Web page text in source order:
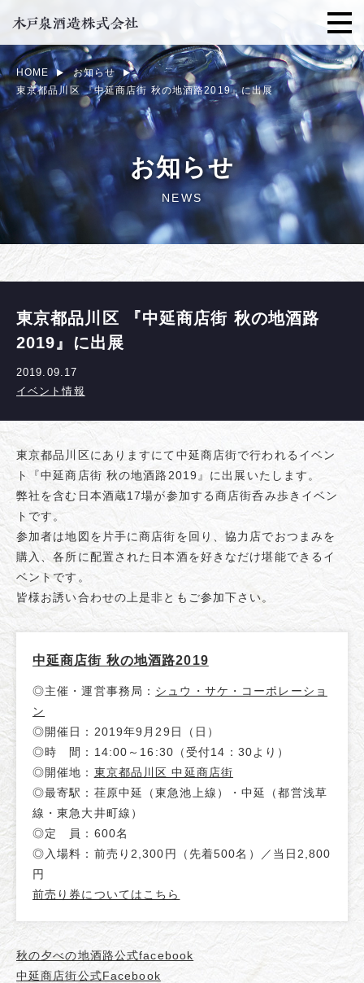
お知らせ
NEWS
HOME
お知らせ
東京都品川区 『中延商店街 秋の地酒路2019』に出展
東京都品川区 『中延商店街 秋の地酒路
2019』に出展
2019.09.17
イベント情報
東京都品川区にありますにて中延商店街で行われるイベン
ト『中延商店街 秋の地酒路2019』に出展いたします。
弊社を含む日本酒蔵17場が参加する商店街呑み歩きイベン
トです。
参加者は地図を片手に商店街を回り、協力店でおつまみを
購入、各所に配置された日本酒を好きなだけ堪能できるイ
ベントです。
皆様お誘い合わせの上是非ともご参加下さい。
中延商店街 秋の地酒路2019
◎主催・運営事務局： シュウ・サケ・コーポレーショ
ン
◎開催日：2019年9月29日（日）
◎時 間：14:00～16:30（受付14：30より）
◎開催地： 東京都品川区 中延商店街
◎最寄駅：荏原中延（東急池上線）・中延（都営浅草
線・東急大井町線）
◎定 員：600名
◎入場料：前売り2,300円（先着500名）／当日2,800
円
前売り券についてはこちら
秋の夕べの地酒路公式facebook
中延商店街公式Facebook